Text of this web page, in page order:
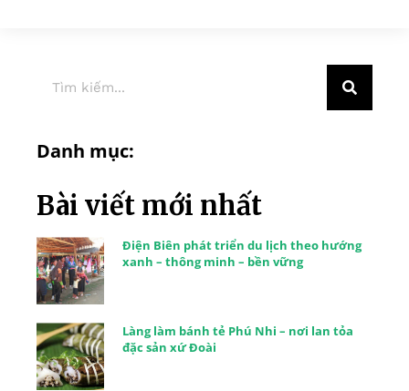
Danh mục:
Bài viết mới nhất
Điện Biên phát triển du lịch theo hướng
xanh – thông minh – bền vững
Làng làm bánh tẻ Phú Nhi – nơi lan tỏa
đặc sản xứ Đoài